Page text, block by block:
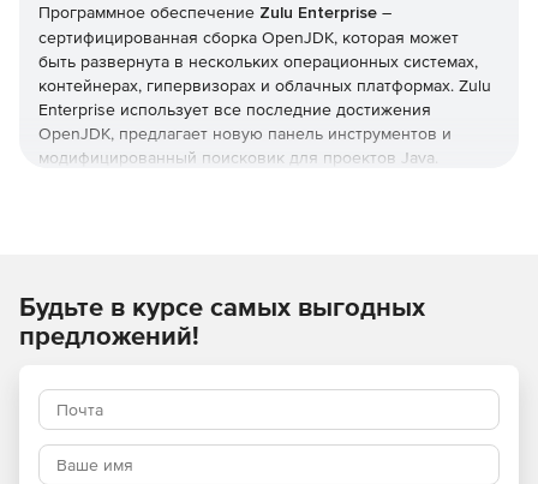
Программное обеспечение Zulu Enterprise –
сертифицированная сборка OpenJDK, которая может
быть развернута в нескольких операционных системах,
контейнерах, гипервизорах и облачных платформах. Zulu
Enterprise использует все последние достижения
OpenJDK, предлагает новую панель инструментов и
модифицированный поисковик для проектов Java.
Основные характеристики:
Поддерживаемые платформы: Windows, Linux, MacOS,
Дополнительные функции за пределами OpenJDK для
Будьте в курсе самых выгодных
предложений!